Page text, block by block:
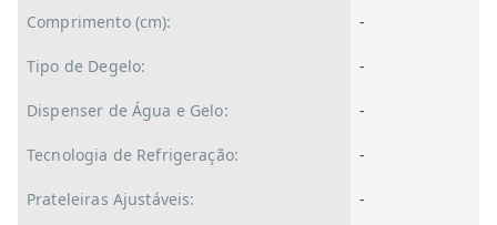
Comprimento (cm): -
Tipo de Degelo: -
Dispenser de Água e Gelo: -
Tecnologia de Refrigeração: -
Prateleiras Ajustáveis: -